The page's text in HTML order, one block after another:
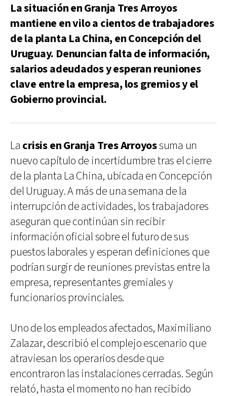
La situación en Granja Tres Arroyos
mantiene en vilo a cientos de trabajadores
de la planta La China, en Concepción del
Uruguay. Denuncian falta de información,
salarios adeudados y esperan reuniones
clave entre la empresa, los gremios y el
Gobierno provincial.
La crisis en Granja Tres Arroyossuma un
nuevo capítulo de incertidumbre tras el cierre
de la planta La China, ubicada en Concepción
del Uruguay. A más de una semana de la
interrupción de actividades, los trabajadores
aseguran que continúan sin recibir
información oficial sobre el futuro de sus
puestos laborales y esperan definiciones que
podrían surgir de reuniones previstas entre la
empresa, representantes gremiales y
funcionarios provinciales.
Uno de los empleados afectados, Maximiliano
Zalazar, describió el complejo escenario que
atraviesan los operarios desde que
encontraron las instalaciones cerradas. Según
relató, hasta el momento no han recibido